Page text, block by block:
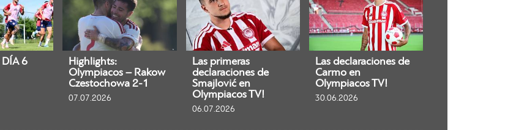
6
Highlights:
Olympiacos – Rakow
Czestochowa 2-1
07.07.2026
Las primeras
declaraciones de
Smajlović en
Olympiacos TV!
06.07.2026
Las declaraciones de
Carmo en
Olympiacos TV!
30.06.2026